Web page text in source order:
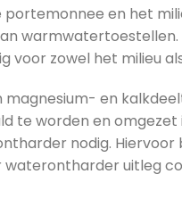
portemonnee en het
voor zowel het milieu
en
te worden en
nodig.
uitleg